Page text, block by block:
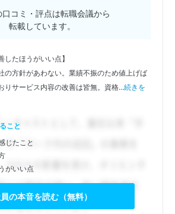
コミ・評点は転職会議から
転載しています。
したほうがいい点】
の方針があわない。業績不振のため値上げば
りサービス内容の改善は皆無。資格...続きを
こと
じたこと
がいい点
の本音を読む（無料）